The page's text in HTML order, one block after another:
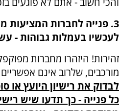
3. פנייה לחברות המציעות
לעכשיו בעמלות גבוהות -
זהירות! היזהרו מחברות
מורכבים, שלרוב אינם
לבדוק את רישיון היועץ או
כל פנייה - כך תדעו שיש